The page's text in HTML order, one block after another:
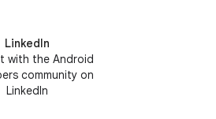
LinkedIn
with the Android
community on
LinkedIn